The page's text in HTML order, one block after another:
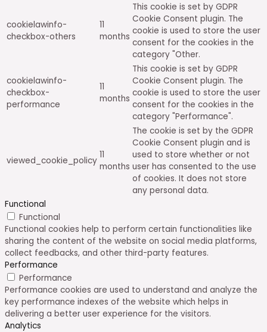
cookielawinfo-
checkbox-others
11
months
This cookie is set by GDPR
Cookie Consent plugin. The
cookie is used to store the user
consent for the cookies in the
category "Other.
cookielawinfo-
checkbox-
performance
11
months
This cookie is set by GDPR
Cookie Consent plugin. The
cookie is used to store the user
consent for the cookies in the
category "Performance".
viewed_cookie_policy
11
months
The cookie is set by the GDPR
Cookie Consent plugin and is
used to store whether or not
user has consented to the use
of cookies. It does not store
any personal data.
Functional
Functional
Functional cookies help to perform certain functionalities like
sharing the content of the website on social media platforms,
collect feedbacks, and other third-party features.
Performance
Performance
Performance cookies are used to understand and analyze the
key performance indexes of the website which helps in
delivering a better user experience for the visitors.
Analytics